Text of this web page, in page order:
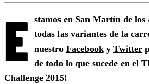
E
stamos en San Martín de los
todas las variantes de la
nuestro Facebooky Twitter
de todo lo que sucede en el
Challenge 2015!